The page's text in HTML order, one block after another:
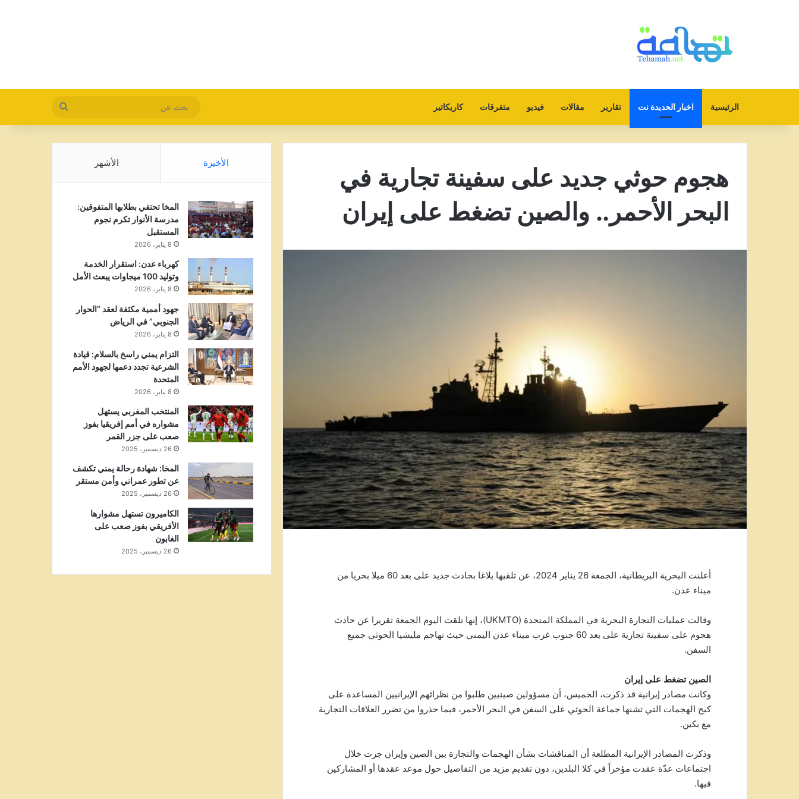
الرئيسية اخبار الحديدة نت تقارير مقالات فيديو متفرقات كاريكاتير
بحث
عن
هجوم حوثي جديد على سفينة تجارية في
البحر الأحمر.. والصين تضغط على إيران
أعلنت البحرية البريطانية، الجمعة 26 يناير 2024، عن تلقيها بلاغا بحادث جديد على بعد 60 ميلا بحريا من
ميناء عدن.
وقالت عمليات التجارة البحرية في المملكة المتحدة (UKMTO)، إنها تلقت اليوم الجمعة تقريرا عن حادث
هجوم على سفينة تجارية على بعد 60 جنوب غرب ميناء عدن اليمني حيث تهاجم مليشيا الحوثي جميع
السفن.
الصين تضغط على إيران
وكانت مصادر إيرانية قد ذكرت، الخميس، أن مسؤولين صينيين طلبوا من نظرائهم الإيرانيين المساعدة على
كبح الهجمات التي تشنها جماعة الحوثي على السفن في البحر الأحمر، فيما حذروا من تضرر العلاقات التجارية
مع بكين.
وذكرت المصادر الإيرانية المطلعة أن المناقشات بشأن الهجمات والتجارة بين الصين وإيران جرت خلال
اجتماعات عدّة عقدت مؤخراً في كلا البلدين، دون تقديم مزيد من التفاصيل حول موعد عقدها أو المشاركين
فيها.
الأخيرة الأشهر
المخا تحتفي بطلابها المتفوقين:
مدرسة الأنوار تكرم نجوم
المستقبل
8 يناير، 2026
كهرباء عدن: استقرار الخدمة
وتوليد 100 ميجاوات يبعث الأمل
8 يناير، 2026
جهود أممية مكثفة لعقد “الحوار
الجنوبي” في الرياض
8 يناير، 2026
التزام يمني راسخ بالسلام: قيادة
الشرعية تجدد دعمها لجهود الأمم
المتحدة
8 يناير، 2026
المنتخب المغربي يستهل
مشواره في أمم إفريقيا بفوز
صعب على جزر القمر
26 ديسمبر، 2025
المخا: شهادة رحالة يمني تكشف
عن تطور عمراني وأمن مستقر
26 ديسمبر، 2025
الكاميرون تستهل مشوارها
الأفريقي بفوز صعب على
الغابون
26 ديسمبر، 2025